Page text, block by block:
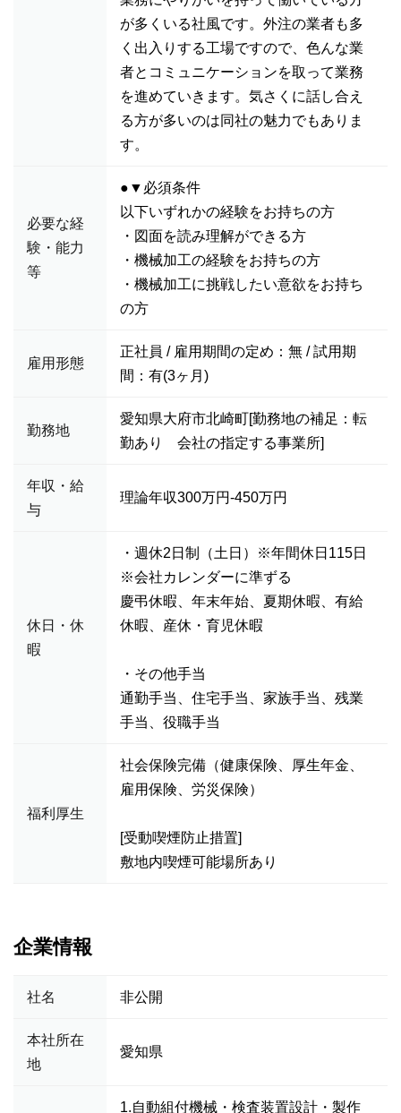
が多くいる社風です。外注の業者も多
く出入りする工場ですので、色んな業
者とコミュニケーションを取って業務
を進めていきます。気さくに話し合え
る方が多いのは同社の魅力でもありま
す。
必要な経
験・能力
等
●▼必須条件
以下いずれかの経験をお持ちの方
・図面を読み理解ができる方
・機械加工の経験をお持ちの方
・機械加工に挑戦したい意欲をお持ち
の方
雇用形態
正社員 / 雇用期間の定め：無 / 試用期
間：有(3ヶ月)
勤務地
愛知県大府市北崎町[勤務地の補足：転
勤あり 会社の指定する事業所]
年収・給
与
理論年収300万円-450万円
休日・休
暇
・週休2日制（土日）※年間休日115日
※会社カレンダーに準ずる
慶弔休暇、年末年始、夏期休暇、有給
休暇、産休・育児休暇
・その他手当
通勤手当、住宅手当、家族手当、残業
手当、役職手当
福利厚生
社会保険完備（健康保険、厚生年金、
雇用保険、労災保険）
[受動喫煙防止措置]
敷地内喫煙可能場所あり
企業情報
社名 非公開
本社所在
地
愛知県
1.自動組付機械・検査装置設計・製作